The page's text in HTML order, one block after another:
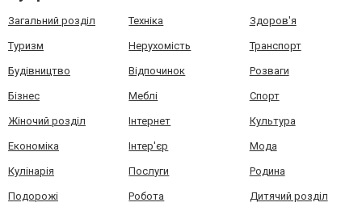
Загальний розділ Техніка Здоров'я
Туризм Нерухомість Транспорт
Будівництво Відпочинок Розваги
Бізнес Меблі Спорт
Жіночий розділ Інтернет Культура
Економіка Інтер'єр Мода
Кулінарія Послуги Родина
Подорожі Робота Дитячий розділ